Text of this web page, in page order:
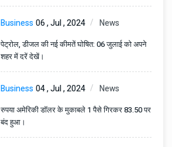
Business06 , Jul , 2024 News
पेट्रोल, डीजल की नई कीमतें घोषित: 06 जुलाई को अपने
शहर में दरें देखें।
Business04 , Jul , 2024 News
रुपया अमेरिकी डॉलर के मुकाबले 1 पैसे गिरकर 83.50 पर
बंद हुआ।